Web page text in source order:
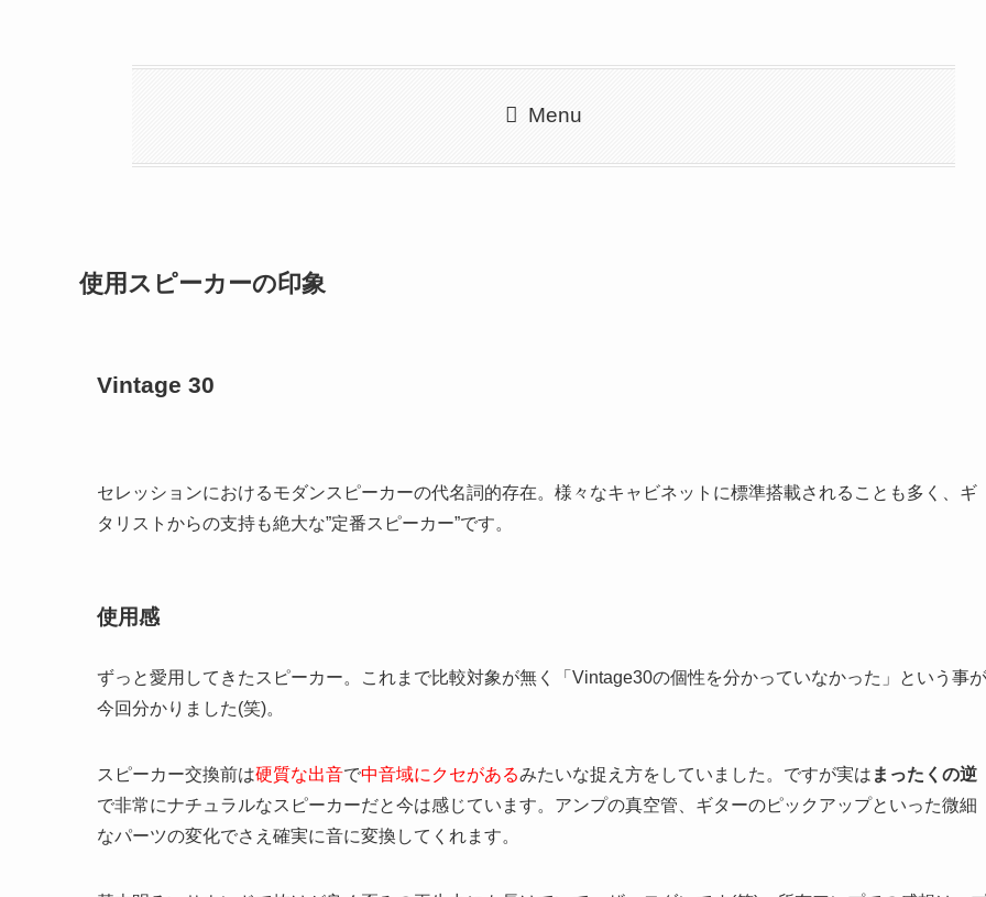
Menu
使用スピーカーの印象
Vintage 30
セレッションにおけるモダンスピーカーの代名詞的存在。様々なキャビネットに標準搭載されることも多く、ギ
タリストからの支持も絶大な”定番スピーカー”です。
使用感
ずっと愛用してきたスピーカー。これまで比較対象が無く「Vintage30の個性を分かっていなかった」という事が
今回分かりました(笑)。
スピーカー交換前は硬質な出音で中音域にクセがあるみたいな捉え方をしていました。ですが実は まったくの逆
で非常にナチュラルなスピーカーだと今は感じています。アンプの真空管、ギターのピックアップといった微細
なパーツの変化でさえ確実に音に変換してくれます。